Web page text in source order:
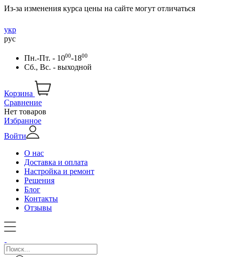
Из-за изменения курса цены на сайте могут отличаться
укр
рус
Пн.-Пт. - 1000-1800
Сб., Вс. - выходной
Корзина
Сравнение
Нет товаров
Избранное
Войти
О нас
Доставка и оплата
Настройка и ремонт
Решения
Блог
Контакты
Отзывы